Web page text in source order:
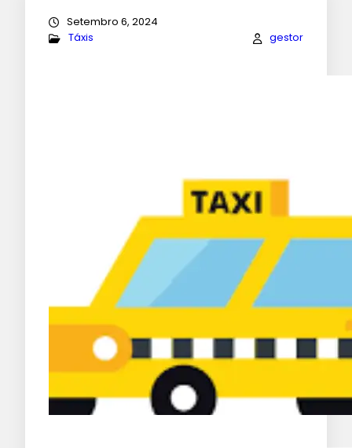
Setembro 6, 2024
Táxis
gestor